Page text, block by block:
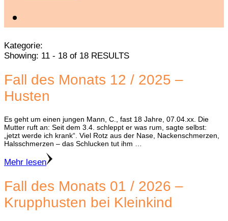
Kategorie:
Showing: 11 - 18 of 18 RESULTS
Fall des Monats 12 / 2025 –
Husten
Es geht um einen jungen Mann, C., fast 18 Jahre, 07.04.xx. Die
Mutter ruft an: Seit dem 3.4. schleppt er was rum, sagte selbst:
„jetzt werde ich krank“. Viel Rotz aus der Nase, Nackenschmerzen,
Halsschmerzen – das Schlucken tut ihm …
Mehr lesen
Fall des Monats 01 / 2026 –
Krupphusten bei Kleinkind